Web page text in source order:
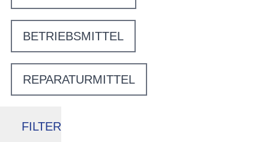
BETRIEBSMITTEL
REPARATURMITTEL
FILTER